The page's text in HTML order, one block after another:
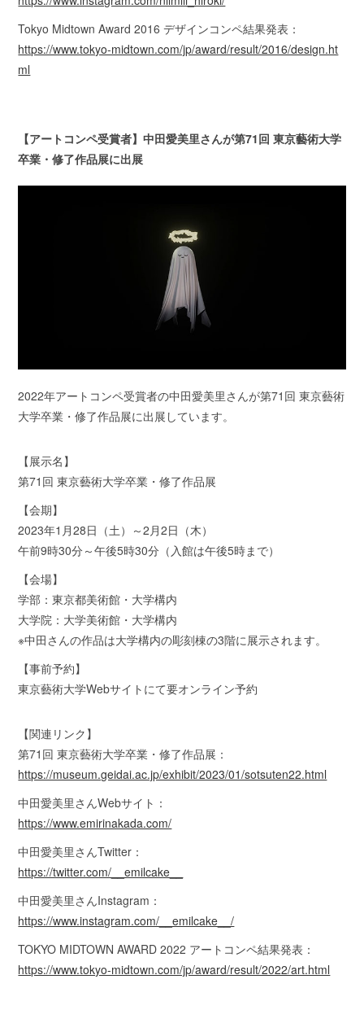
Tokyo Midtown Award 2016 デザインコンペ結果発表：
https://www.tokyo-midtown.com/jp/award/result/2016/design.ht
ml
【アートコンペ受賞者】中田愛美里さんが第71回 東京藝術大学
卒業・修了作品展に出展
2022年アートコンペ受賞者の中田愛美里さんが第71回 東京藝術
大学卒業・修了作品展に出展しています。
【展示名】
第71回 東京藝術大学卒業・修了作品展
【会期】
2023年1月28日（土）～2月2日（木）
午前9時30分～午後5時30分（入館は午後5時まで）
【会場】
学部：東京都美術館・大学構内
大学院：大学美術館・大学構内
※中田さんの作品は大学構内の彫刻棟の3階に展示されます。
【事前予約】
東京藝術大学Webサイトにて要オンライン予約
【関連リンク】
第71回 東京藝術大学卒業・修了作品展：
https://museum.geidai.ac.jp/exhibit/2023/01/sotsuten22.html
中田愛美里さんWebサイト：
https://www.emirinakada.com/
中田愛美里さんTwitter：
https://twitter.com/__emilcake__
中田愛美里さんInstagram：
https://www.instagram.com/__emilcake__/
TOKYO MIDTOWN AWARD 2022 アートコンペ結果発表：
https://www.tokyo-midtown.com/jp/award/result/2022/art.html